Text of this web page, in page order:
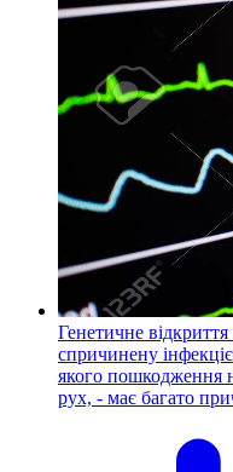
Генетичне
спричинену
якого пошкодження
рух, - має багато